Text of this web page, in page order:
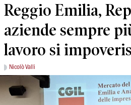
Reggio Emilia,
aziende sempre
lavoro si
Nicolò Valli